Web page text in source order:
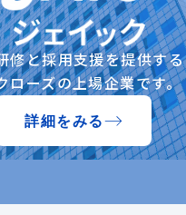
修と採用支援を提供する
ローズの上場企業です。
詳細をみる